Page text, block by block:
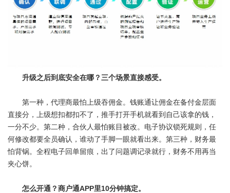
升级之后到底安全在哪？三个场景直接感受。
第一种，代理商最怕上级吞佣金。钱账通让佣金在备付金层面
直接分，上级想扣都扣不了，推手打开手机就看到自己该拿的钱，
一分不少。第二种，合伙人最怕账目被改。电子协议锁死规则，任
何修改都要全员确认，谁动了手脚一眼就看出来。第三种，财务最
怕背锅。全程电子回单留痕，出了问题调记录就行，财务不用再当
夹心饼。
怎么开通？商户通APP里10分钟搞定。